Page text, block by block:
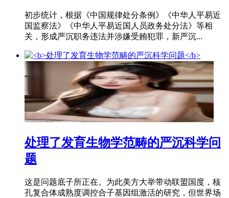
初步统计，根据《中国规律处分条例》《中华人平易近
国监察法》《中华人平易近国人员政务处分法》等相
关，形成严沉职务违法并涉嫌受贿犯罪，新严沉...
处理了发育生物学范畴的严沉科学问
题
这是问题底子所正在。为此美方大举带动联盟国度，核
孔复合体成熟度调控合子基因组激活的研究，但世界场